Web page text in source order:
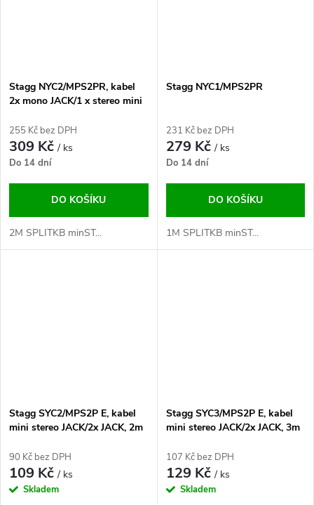
Stagg NYC2/MPS2PR, kabel
2x mono JACK/1 x stereo mini
255 Kč bez DPH
309 Kč/ ks
Do 14 dní
DO KOŠÍKU
2M SPLITKB minST...
Stagg NYC1/MPS2PR
231 Kč bez DPH
279 Kč/ ks
Do 14 dní
DO KOŠÍKU
1M SPLITKB minST...
Stagg SYC2/MPS2P E, kabel
mini stereo JACK/2x JACK, 2m
90 Kč bez DPH
109 Kč/ ks
Skladem
Stagg SYC3/MPS2P E, kabel
mini stereo JACK/2x JACK, 3m
107 Kč bez DPH
129 Kč/ ks
Skladem